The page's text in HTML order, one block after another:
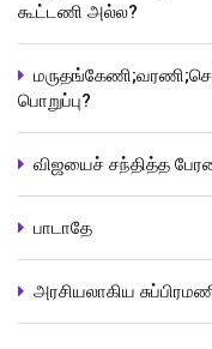
கூட்டணி அல்ல?
பொறுப்பு?
விஜயைச் சந்தித்த
பாடாதே
அரசியலாகிய